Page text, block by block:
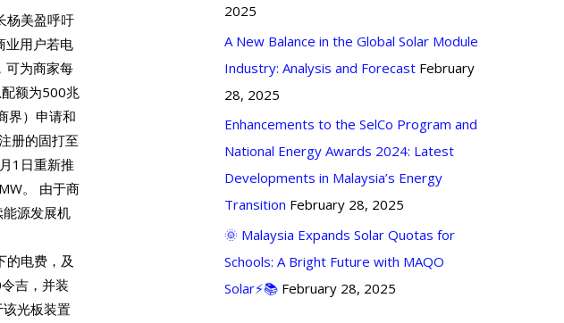
杨美盈呼吁
业用户若电
可为商家每
额为500兆
界）申请和
册的固打至
1日重新推
。 由于商
源发展机
电费，及
吉，并装
光板装置
2025
A New Balance in the Global Solar Module
Industry: Analysis and Forecast February
28, 2025
Enhancements to the SelCo Program and
National Energy Awards 2024: Latest
Developments in Malaysia’s Energy
Transition February 28, 2025
🌞 Malaysia Expands Solar Quotas for
Schools: A Bright Future with MAQO
Solar⚡📚 February 28, 2025